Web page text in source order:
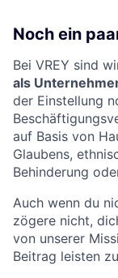
Noch ein
Bei VREY sind
als
der Einstellung
auf Basis von
Glaubens,
Behinderung
Auch wenn du
zögere nicht,
von unserer
Beitrag leisten